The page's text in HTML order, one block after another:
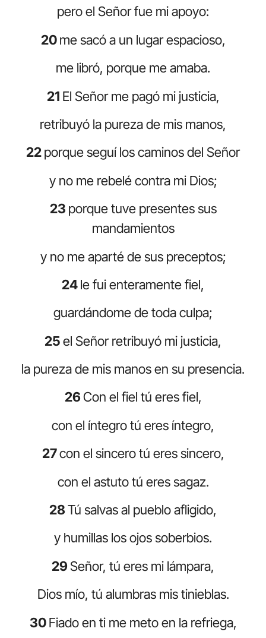
pero el Señor fue mi apoyo:
20me sacó a un lugar espacioso,
me libró, porque me amaba.
21 El Señor me pagó mi justicia,
retribuyó la pureza de mis manos,
22porque seguí los caminos del Señor
y no me rebelé contra mi Dios;
23 porque tuve presentes sus
mandamientos
y no me aparté de sus preceptos;
24le fui enteramente fiel,
guardándome de toda culpa;
25el Señor retribuyó mi justicia,
la pureza de mis manos en su presencia.
26Con el fiel tú eres fiel,
con el íntegro tú eres íntegro,
27con el sincero tú eres sincero,
con el astuto tú eres sagaz.
28Tú salvas al pueblo afligido,
y humillas los ojos soberbios.
29Señor, tú eres mi lámpara,
Dios mío, tú alumbras mis tinieblas.
30Fiado en ti me meto en la refriega,